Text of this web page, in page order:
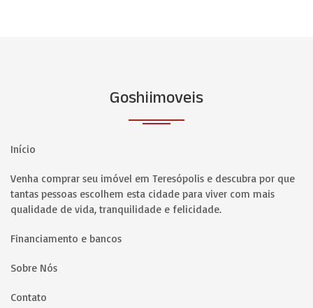
Goshiimoveis
Início
Venha comprar seu imóvel em Teresópolis e descubra por que
tantas pessoas escolhem esta cidade para viver com mais
qualidade de vida, tranquilidade e felicidade.
Financiamento e bancos
Sobre Nós
Contato